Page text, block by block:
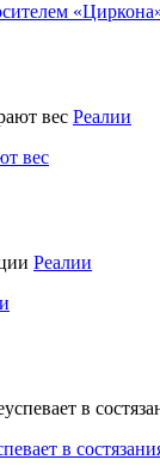
Реалии
вес
Реалии
в